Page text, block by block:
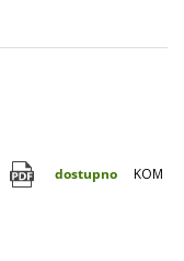
dostupno KOM